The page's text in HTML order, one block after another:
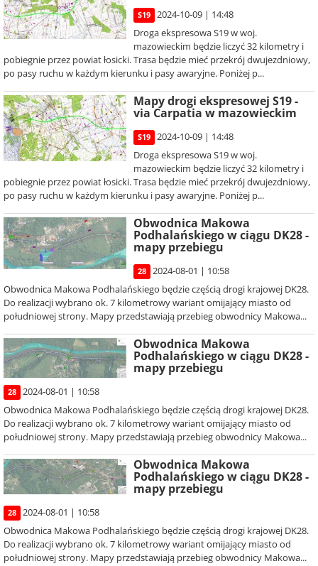
S19
2024-10-09 | 14:48
Droga ekspresowa S19 w woj.
mazowieckim będzie liczyć 32 kilometry i
pobiegnie przez powiat łosicki. Trasa będzie mieć przekrój dwujezdniowy,
po pasy ruchu w każdym kierunku i pasy awaryjne. Poniżej p...
Mapy drogi ekspresowej S19 -
via Carpatia w mazowieckim
S19
2024-10-09 | 14:48
Droga ekspresowa S19 w woj.
mazowieckim będzie liczyć 32 kilometry i
pobiegnie przez powiat łosicki. Trasa będzie mieć przekrój dwujezdniowy,
po pasy ruchu w każdym kierunku i pasy awaryjne. Poniżej p...
Obwodnica Makowa
Podhalańskiego w ciągu DK28 -
mapy przebiegu
28
2024-08-01 | 10:58
Obwodnica Makowa Podhalańskiego będzie częścią drogi krajowej DK28.
Do realizacji wybrano ok. 7 kilometrowy wariant omijający miasto od
południowej strony. Mapy przedstawiają przebieg obwodnicy Makowa...
Obwodnica Makowa
Podhalańskiego w ciągu DK28 -
mapy przebiegu
28
2024-08-01 | 10:58
Obwodnica Makowa Podhalańskiego będzie częścią drogi krajowej DK28.
Do realizacji wybrano ok. 7 kilometrowy wariant omijający miasto od
południowej strony. Mapy przedstawiają przebieg obwodnicy Makowa...
Obwodnica Makowa
Podhalańskiego w ciągu DK28 -
mapy przebiegu
28
2024-08-01 | 10:58
Obwodnica Makowa Podhalańskiego będzie częścią drogi krajowej DK28.
Do realizacji wybrano ok. 7 kilometrowy wariant omijający miasto od
południowej strony. Mapy przedstawiają przebieg obwodnicy Makowa...